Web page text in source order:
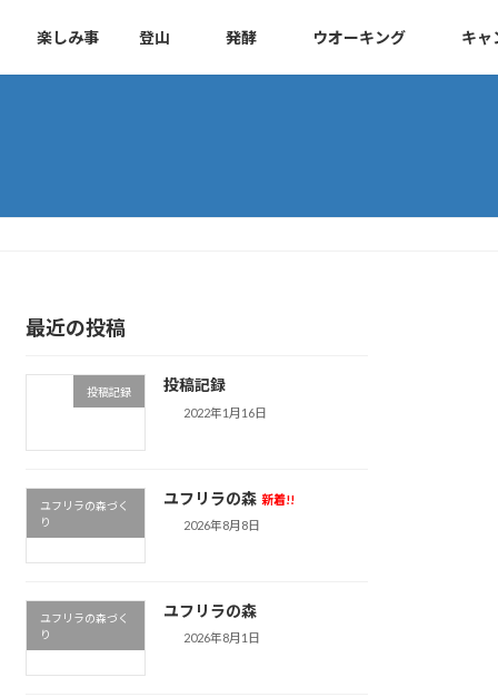
楽しみ事 登山 発酵 ウオーキング キャ
最近の投稿
投稿記録 投稿記録
2022年1月16日
ユフリラの森づく
り
ユフリラの森 新着!!
2026年8月8日
ユフリラの森づく
り
ユフリラの森
2026年8月1日